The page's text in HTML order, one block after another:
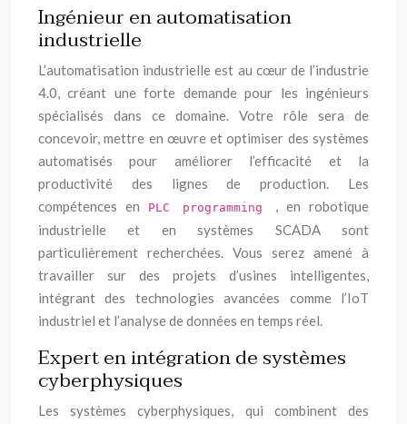
Ingénieur en automatisation
industrielle
L’automatisation industrielle est au cœur de l’industrie
4.0, créant une forte demande pour les ingénieurs
spécialisés dans ce domaine. Votre rôle sera de
concevoir, mettre en œuvre et optimiser des systèmes
automatisés pour améliorer l’efficacité et la
productivité des lignes de production. Les
compétences en
PLC programming , en robotique
industrielle et en systèmes SCADA sont
particulièrement recherchées. Vous serez amené à
travailler sur des projets d’usines intelligentes,
intégrant des technologies avancées comme l’IoT
industriel et l’analyse de données en temps réel.
Expert en intégration de systèmes
cyberphysiques
Les systèmes cyberphysiques, qui combinent des